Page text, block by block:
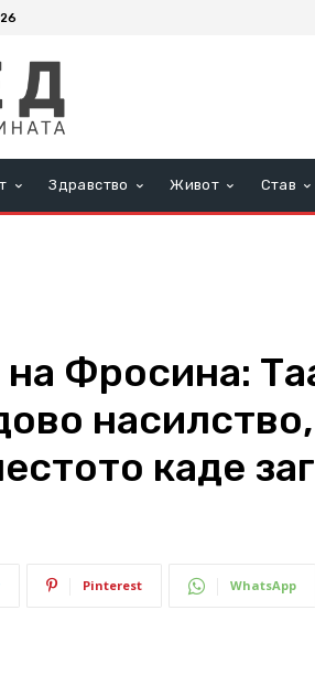
Здравство Живот Став
Фросина:
каде
Pinterest WhatsApp